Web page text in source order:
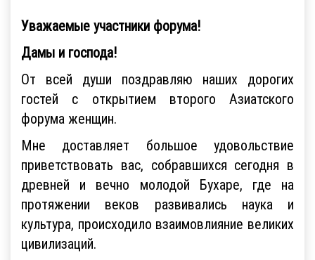
Уважаемые участники форума!
Дамы и господа!
От всей души поздравляю наших дорогих
гостей с открытием второго Азиатского
форума женщин.
Мне доставляет большое удовольствие
приветствовать вас, собравшихся сегодня в
древней и вечно молодой Бухаре, где на
протяжении веков развивались наука и
культура, происходило взаимовлияние великих
цивилизаций.